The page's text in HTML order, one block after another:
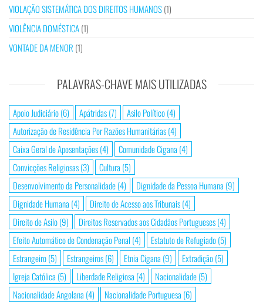
VIOLAÇÃO SISTEMÁTICA DOS DIREITOS HUMANOS(1)
VIOLÊNCIA DOMÉSTICA(1)
VONTADE DA MENOR (1)
PALAVRAS-CHAVE MAIS UTILIZADAS
Apoio Judiciário(6) Apátridas(7) Asilo Político(4)
Autorização de Residência Por Razões Humanitárias(4)
Caixa Geral de Aposentações(4) Comunidade Cigana (4)
Convicções Religiosas(3) Cultura (5)
Desenvolvimento da Personalidade(4) Dignidade da Pessoa Humana (9)
Dignidade Humana (4) Direito de Acesso aos Tribunais(4)
Direito de Asilo(9) Direitos Reservados aos Cidadãos Portugueses(4)
Efeito Automático de Condenação Penal (4) Estatuto de Refugiado(5)
Estrangeiro(5) Estrangeiros(6) Etnia Cigana (9) Extradição(5)
Igreja Católica (5) Liberdade Religiosa (4) Nacionalidade(5)
Nacionalidade Angolana (4) Nacionalidade Portuguesa (6)